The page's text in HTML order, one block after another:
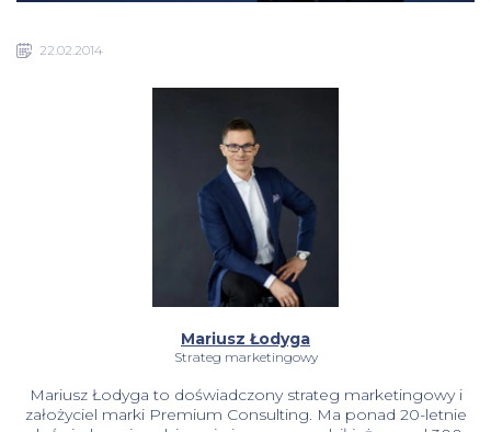
22.02.2014
Mariusz Łodyga
Strateg marketingowy
Mariusz Łodyga to doświadczony strateg marketingowy i
założyciel marki Premium Consulting. Ma ponad 20-letnie